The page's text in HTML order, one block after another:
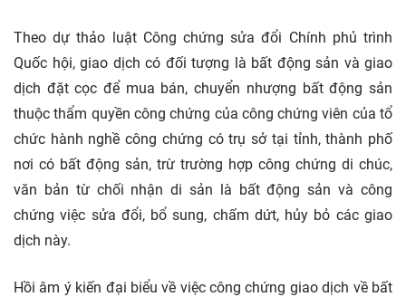
Theo dự thảo luật Công chứng sửa đổi Chính phủ trình
Quốc hội, giao dịch có đối tượng là bất động sản và giao
dịch đặt cọc để mua bán, chuyển nhượng bất động sản
thuộc thẩm quyền công chứng của công chứng viên của tổ
chức hành nghề công chứng có trụ sở tại tỉnh, thành phố
nơi có bất động sản, trừ trường hợp công chứng di chúc,
văn bản từ chối nhận di sản là bất động sản và công
chứng việc sửa đổi, bổ sung, chấm dứt, hủy bỏ các giao
dịch này.
Hồi âm ý kiến đại biểu về việc công chứng giao dịch về bất